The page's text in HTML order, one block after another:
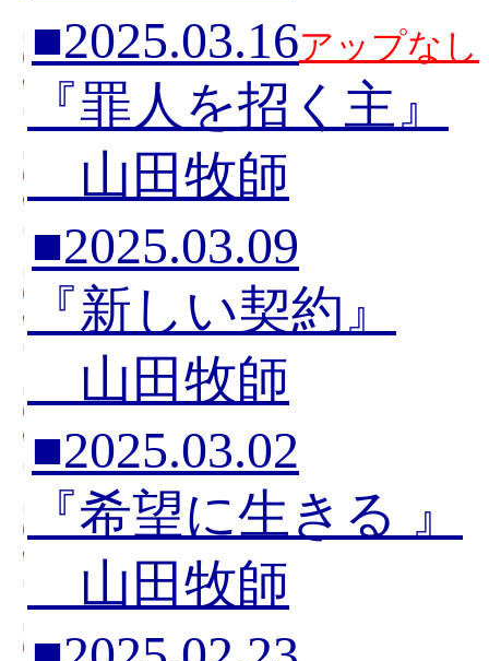
■2025.03.16アップなし
『罪人を招く主』
山田牧師
■2025.03.09
『新しい契約』
山田牧師
■2025.03.02
『希望に生きる 』
山田牧師